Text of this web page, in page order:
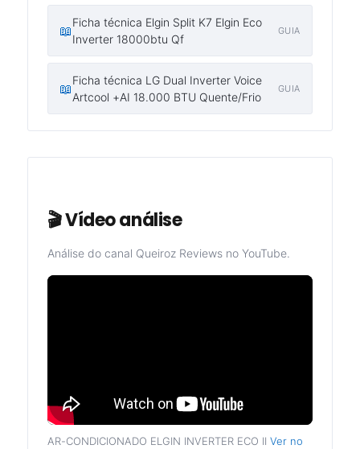
📖
Ficha técnica Elgin Split K7 Elgin Eco
Inverter 18000btu Qf
GUIA
📖
Ficha técnica LG Dual Inverter Voice
Artcool +AI 18.000 BTU Quente/Frio
GUIA
🎬 Vídeo análise
Análise do canal Queiroz Reviews no YouTube.
AR-CONDICIONADO ELGIN INVERTER ECO II Ver no